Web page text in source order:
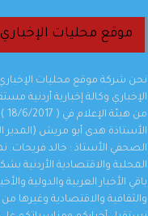
موقع محليات الإخباري
نحن شركة موقع محليات
الإخباري وكالة إخبارية أردنية
الأستاذة هدى أبو مريش (المدير
الصحفي الأستاذ : خالد فريحات.
المحلية والاقتصادية الأردنية
باقي الأخبار العربية والدولية
والثقافية والاقتصادية وغيرها من